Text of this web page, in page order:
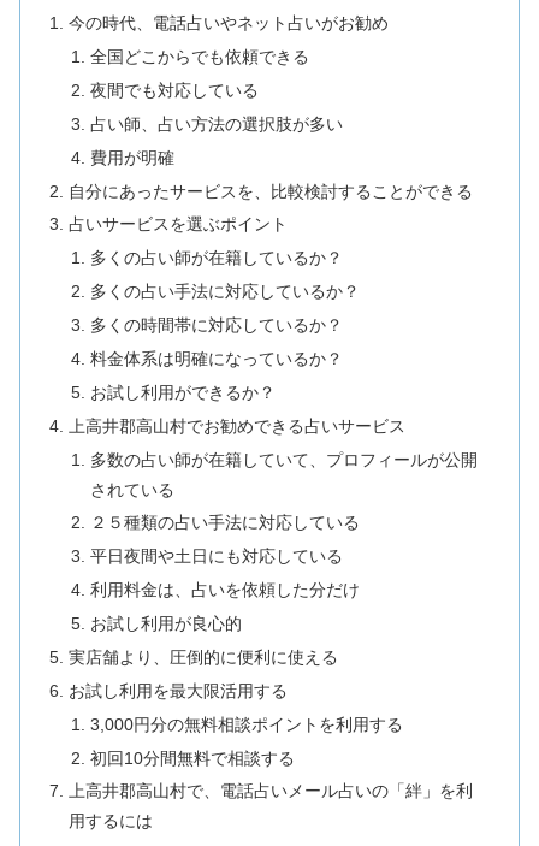
今の時代、電話占いやネット占いがお勧め
全国どこからでも依頼できる
夜間でも対応している
占い師、占い方法の選択肢が多い
費用が明確
自分にあったサービスを、比較検討することができる
占いサービスを選ぶポイント
多くの占い師が在籍しているか？
多くの占い手法に対応しているか？
多くの時間帯に対応しているか？
料金体系は明確になっているか？
お試し利用ができるか？
上高井郡高山村でお勧めできる占いサービス
多数の占い師が在籍していて、プロフィールが公開
されている
２５種類の占い手法に対応している
平日夜間や土日にも対応している
利用料金は、占いを依頼した分だけ
お試し利用が良心的
実店舗より、圧倒的に便利に使える
お試し利用を最大限活用する
3,000円分の無料相談ポイントを利用する
初回10分間無料で相談する
上高井郡高山村で、電話占いメール占いの「絆」を利
用するには